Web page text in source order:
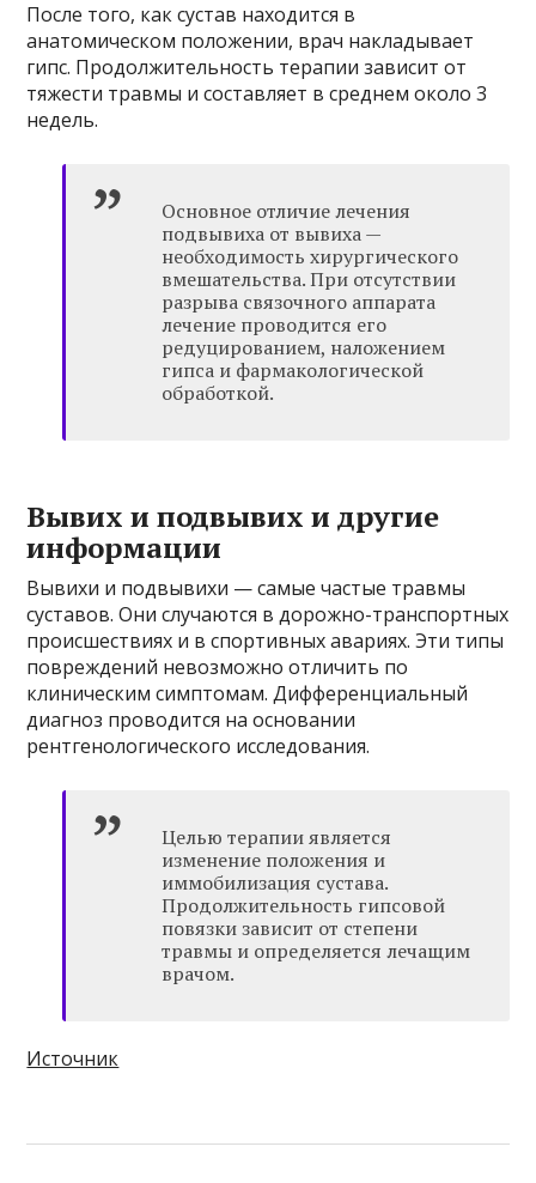
После того, как сустав находится в
анатомическом положении, врач накладывает
гипс. Продолжительность терапии зависит от
тяжести травмы и составляет в среднем около 3
недель.
Основное отличие лечения
подвывиха от вывиха —
необходимость хирургического
вмешательства. При отсутствии
разрыва связочного аппарата
лечение проводится его
редуцированием, наложением
гипса и фармакологической
обработкой.
Вывих и подвывих и другие
информации
Вывихи и подвывихи — самые частые травмы
суставов. Они случаются в дорожно-транспортных
происшествиях и в спортивных авариях. Эти типы
повреждений невозможно отличить по
клиническим симптомам. Дифференциальный
диагноз проводится на основании
рентгенологического исследования.
Целью терапии является
изменение положения и
иммобилизация сустава.
Продолжительность гипсовой
повязки зависит от степени
травмы и определяется лечащим
врачом.
Источник